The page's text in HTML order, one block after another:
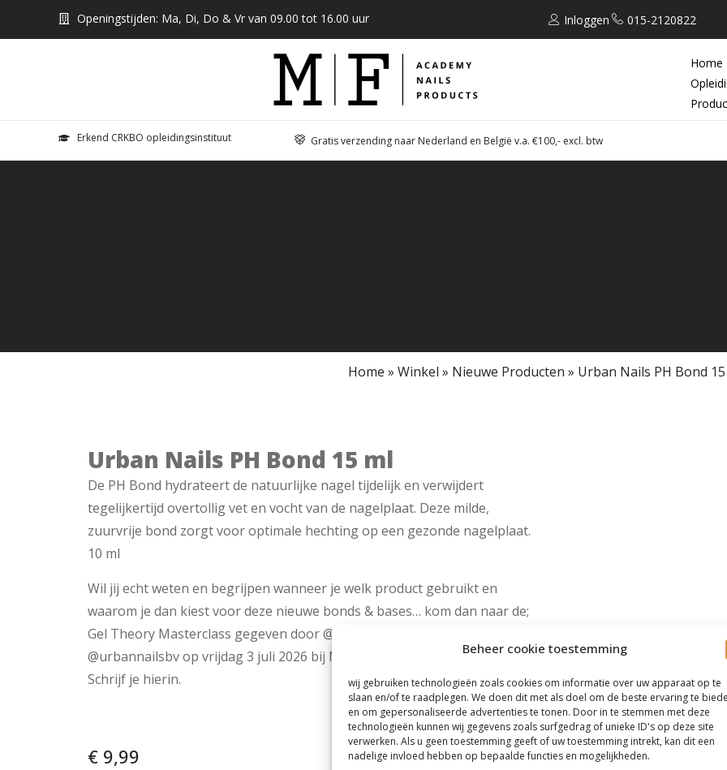
Beheer cookie toestemming
wij gebruiken technologieën zoals cookies om informatie over uw apparaat op te
slaan en/of te raadplegen. We doen dit met als doel om de beste ervaring te
en om gepersonaliseerde advertenties te tonen. Door in te stemmen met deze
technologieën kunnen wij gegevens zoals surfgedrag of unieke ID's op deze site
verwerken. Als u geen toestemming geeft of uw toestemming intrekt, kan dit een
nadelige invloed hebben op bepaalde functies en mogelijkheden.
Openingstijden: Ma, Di, Do & Vr van 09.00 tot 16.00 uur Inloggen 015-2120822
Home
Erkend CRKBO opleidingsinstituut Gratis verzending naar Nederland en België v.a. €100,- excl. btw
Home » Winkel » Nieuwe Producten » Urban Nails PH Bond
Urban Nails PH Bond 15 ml
De PH Bond hydrateert de natuurlijke nagel tijdelijk en verwijdert
tegelijkertijd overtollig vet en vocht van de nagelplaat. Deze milde,
zuurvrije bond zorgt voor optimale hechting op een gezonde nagelplaat.
10 ml
Wil jij echt weten en begrijpen wanneer je welk product gebruikt en
waarom je dan kiest voor deze nieuwe bonds & bases… kom dan naar de;
Gel Theory Masterclass gegeven door @valeriedaamen van
@urbannailsbv op vrijdag 3 juli 2026 bij MF Academy!
Schrijf je hierin.
€9,99